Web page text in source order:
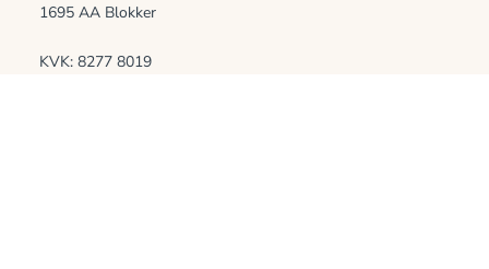
1695 AA Blokker
KVK: 8277 8019